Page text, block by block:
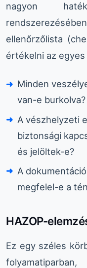
nagyon
ellenőrzőlista
értékelni az
Minden
van-e burkolva?
A vészhelyzeti
biztonsági
és jelöltek-e?
A
megfelel-e a
HAZOP-
Ez egy széles